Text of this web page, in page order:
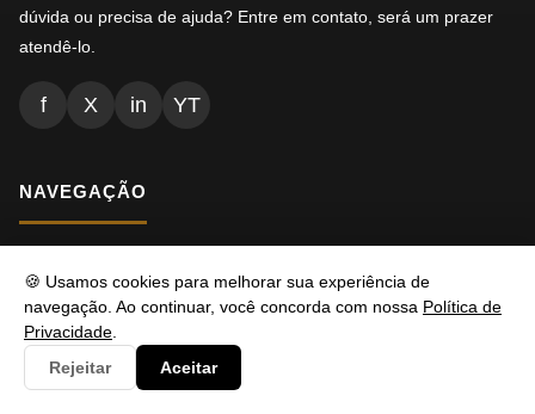
🍪 Usamos cookies para melhorar sua experiência de
navegação. Ao continuar, você concorda com nossa Política de
Privacidade
Rejeitar
Aceitar
dúvida ou precisa de ajuda? Entre em contato, será um prazer
atendê-lo.
f X in YT
NAVEGAÇÃO
Conteúdos
Busca
Ads.txt